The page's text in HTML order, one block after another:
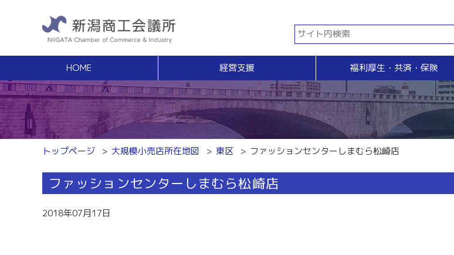
HOME 経営支援
経営支援
経営相談
無料窓口相談
専門家ネットワーク
経営安定特別相談室
中小企業支援サイト「ミラサポ」
新潟県建設サポートセンター
税務相談（無料相談窓口）
事業承継・Ｍ＆Ａ
事業承継支援（無料相談窓口）
事業承継簡易診断
M＆Aの相談・斡旋
創業塾
事業計画・創業融資相談（無料窓口相談）
販売
販売拡大
商い情報便
電子商い情
商いつなぐ
交流会
福利厚生・共済・保険
福利
健康増進サポート
共済等
生命共済制度「チューリップ共済」
小規模企業共済制度
火災共済
自動車共済
国民年金基金
イベント・セミナー・
イベント・セミナー
検定
各種証明書・申請
貿易関係証明
電子証明書発行
【受付終了】GS1事業者（JAN企業）
トップページ 大規模小売店所在地図 東区 ファッションセンターしまむら松崎店
ファッションセンターしまむら松崎店
2018年07月17日